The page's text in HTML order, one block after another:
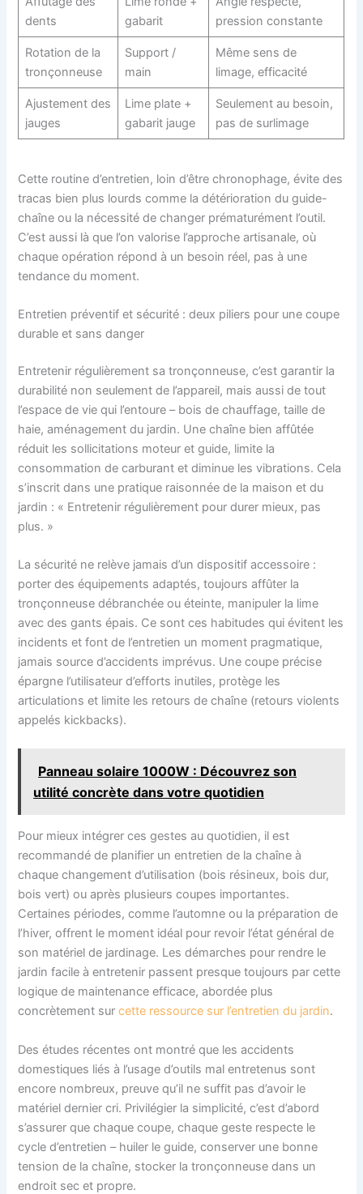
dents
gabarit
pression constante
Rotation de la
tronçonneuse
Support /
main
Même sens de
limage, efficacité
Ajustement des
jauges
Lime plate +
gabarit jauge
Seulement au besoin,
pas de surlimage
Cette routine d’entretien, loin d’être chronophage, évite des
tracas bien plus lourds comme la détérioration du guide-
chaîne ou la nécessité de changer prématurément l’outil.
C’est aussi là que l’on valorise l’approche artisanale, où
chaque opération répond à un besoin réel, pas à une
tendance du moment.
Entretien préventif et sécurité : deux piliers pour une coupe
durable et sans danger
Entretenir régulièrement sa tronçonneuse, c’est garantir la
durabilité non seulement de l’appareil, mais aussi de tout
l’espace de vie qui l’entoure – bois de chauffage, taille de
haie, aménagement du jardin. Une chaîne bien affûtée
réduit les sollicitations moteur et guide, limite la
consommation de carburant et diminue les vibrations. Cela
s’inscrit dans une pratique raisonnée de la maison et du
jardin : « Entretenir régulièrement pour durer mieux, pas
plus. »
La sécurité ne relève jamais d’un dispositif accessoire :
porter des équipements adaptés, toujours affûter la
tronçonneuse débranchée ou éteinte, manipuler la lime
avec des gants épais. Ce sont ces habitudes qui évitent les
incidents et font de l’entretien un moment pragmatique,
jamais source d’accidents imprévus. Une coupe précise
épargne l’utilisateur d’efforts inutiles, protège les
articulations et limite les retours de chaîne (retours violents
appelés kickbacks).
Panneau solaire 1000W : Découvrez son
utilité concrète dans votre quotidien
Pour mieux intégrer ces gestes au quotidien, il est
recommandé de planifier un entretien de la chaîne à
chaque changement d’utilisation (bois résineux, bois dur,
bois vert) ou après plusieurs coupes importantes.
Certaines périodes, comme l’automne ou la préparation de
l’hiver, offrent le moment idéal pour revoir l’état général de
son matériel de jardinage. Les démarches pour rendre le
jardin facile à entretenir passent presque toujours par cette
logique de maintenance efficace, abordée plus
concrètement surcette ressource sur l’entretien du jardin.
Des études récentes ont montré que les accidents
domestiques liés à l’usage d’outils mal entretenus sont
encore nombreux, preuve qu’il ne suffit pas d’avoir le
matériel dernier cri. Privilégier la simplicité, c’est d’abord
s’assurer que chaque coupe, chaque geste respecte le
cycle d’entretien – huiler le guide, conserver une bonne
tension de la chaîne, stocker la tronçonneuse dans un
endroit sec et propre.